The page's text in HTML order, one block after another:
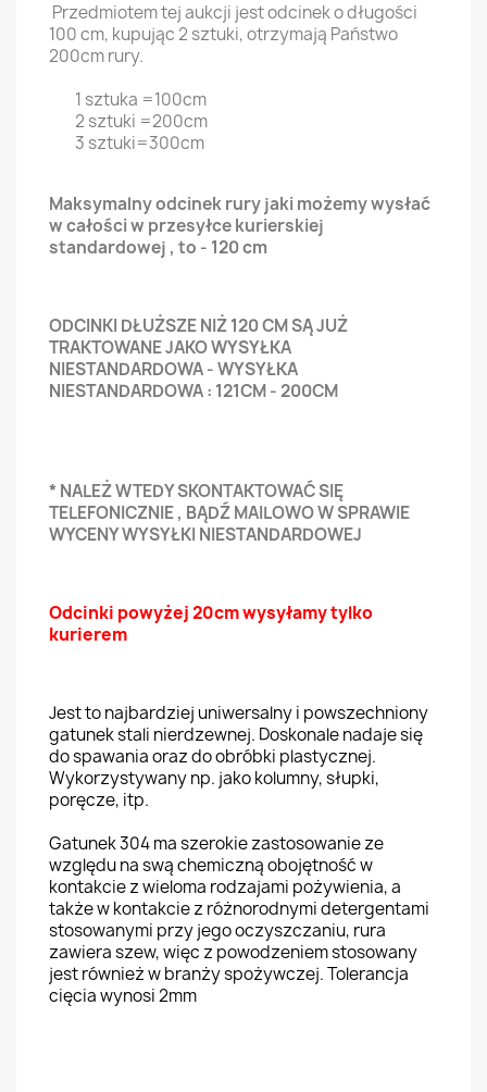
Przedmiotem tej aukcji jest odcinek o długości
100 cm, kupując 2 sztuki, otrzymają Państwo
200cm rury.
1 sztuka =100cm
2 sztuki =200cm
3 sztuki=300cm
Maksymalny odcinek rury jaki możemy wysłać
w całości w przesyłce kurierskiej
standardowej , to - 120 cm
ODCINKI DŁUŻSZE NIŻ 120 CM SĄ JUŻ
TRAKTOWANE JAKO WYSYŁKA
NIESTANDARDOWA - WYSYŁKA
NIESTANDARDOWA : 121CM - 200CM
* NALEŻ WTEDY SKONTAKTOWAĆ SIĘ
TELEFONICZNIE , BĄDŹ MAILOWO W SPRAWIE
WYCENY WYSYŁKI NIESTANDARDOWEJ
Odcinki powyżej 20cm wysyłamy tylko
kurierem
Jest to najbardziej uniwersalny i powszechniony
gatunek stali nierdzewnej. Doskonale nadaje się
do spawania oraz do obróbki plastycznej.
Wykorzystywany np. jako kolumny, słupki,
poręcze, itp.
Gatunek 304 ma szerokie zastosowanie ze
względu na swą chemiczną obojętność w
kontakcie z wieloma rodzajami pożywienia, a
także w kontakcie z różnorodnymi detergentami
stosowanymi przy jego oczyszczaniu, rura
zawiera szew,więc z powodzeniem stosowany
jest również w branży spożywczej. Tolerancja
cięcia wynosi 2mm